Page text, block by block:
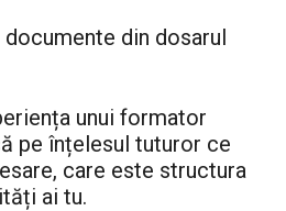
din dosarul
unui formator
pe înțelesul tuturor ce
care este structura
ai tu.